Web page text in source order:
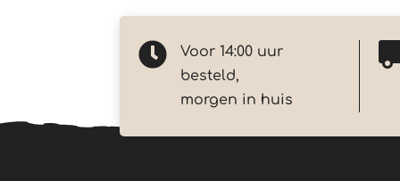

Voor 14:00 uur
besteld,
morgen in huis